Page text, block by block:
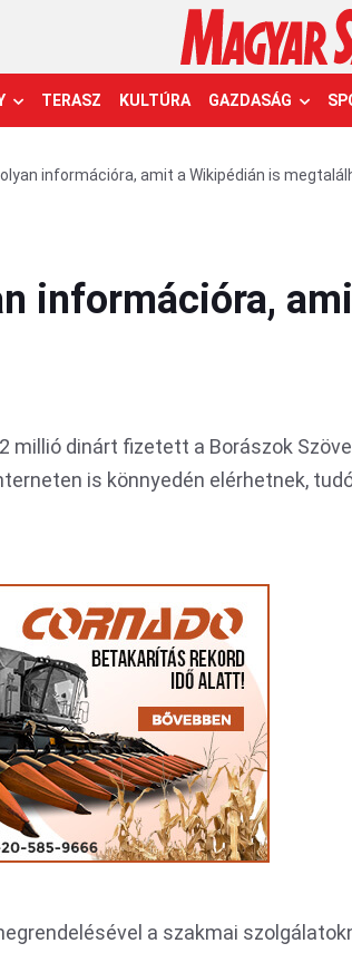
TERASZ KULTÚRA GAZDASÁG
információra, amit a Wikipédián is
információra,
millió dinárt fizetett a Borászok
is könnyedén elérhetnek,
a szakmai